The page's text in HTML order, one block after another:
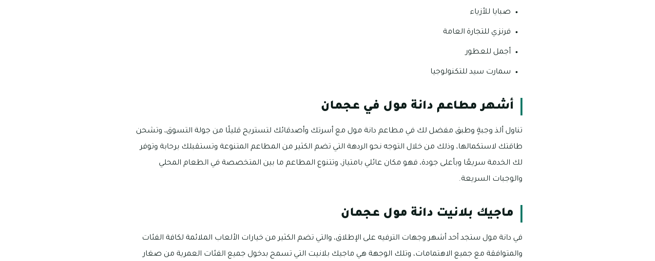
صبايا للأزياء
فرنزي للتجارة العامة
أجمل للعطور
سمارت سيد للتكنولوجيا
أشهر مطاعم دانة مول في عجمان
تناول ألذ وجبةٍ وطبق مفضل لك في مطاعم دانة مول مع أسرتك وأصدقائك لتستريح قليلًا من جولة التسوق، وتشحن
طاقتك لاستكمالها، وذلك من خلال التوجه نحو الردهة التي تضم الكثير من المطاعم المتنوعة وتستقبلك برحابة وتوفر
لك الخدمة سريعًا وبأعلى جودة، فهو مكان عائلي بامتياز، وتتنوع المطاعم ما بين المتخصصة في الطعام المحلي
والوجبات السريعة.
ماجيك بلانيت دانة مول عجمان
في دانة مول ستجد أحد أشهر وجهات الترفيه على الإطلاق، والتي تضم الكثير من خيارات الألعاب الملائمة لكافة الفئات
والمتوافقة مع جميع الاهتمامات، وتلك الوجهة هي ماجيك بلانيت التي تسمح بدخول جميع الفئات العمرية من صغار